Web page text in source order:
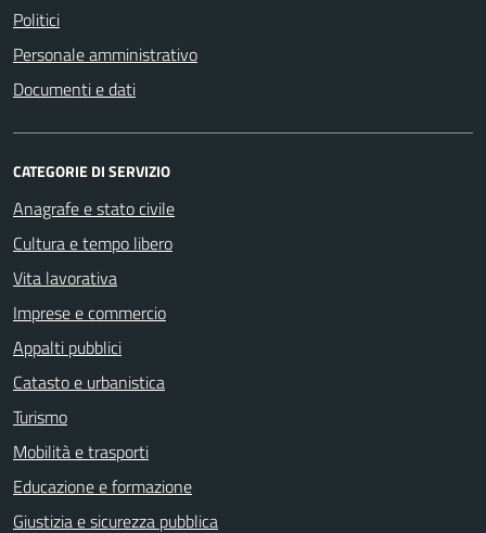
Politici
Personale amministrativo
Documenti e dati
CATEGORIE DI SERVIZIO
Anagrafe e stato civile
Cultura e tempo libero
Vita lavorativa
Imprese e commercio
Appalti pubblici
Catasto e urbanistica
Turismo
Mobilità e trasporti
Educazione e formazione
Giustizia e sicurezza pubblica